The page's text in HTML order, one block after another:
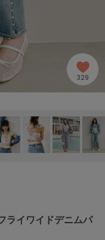
329
ライワイドデニムパ